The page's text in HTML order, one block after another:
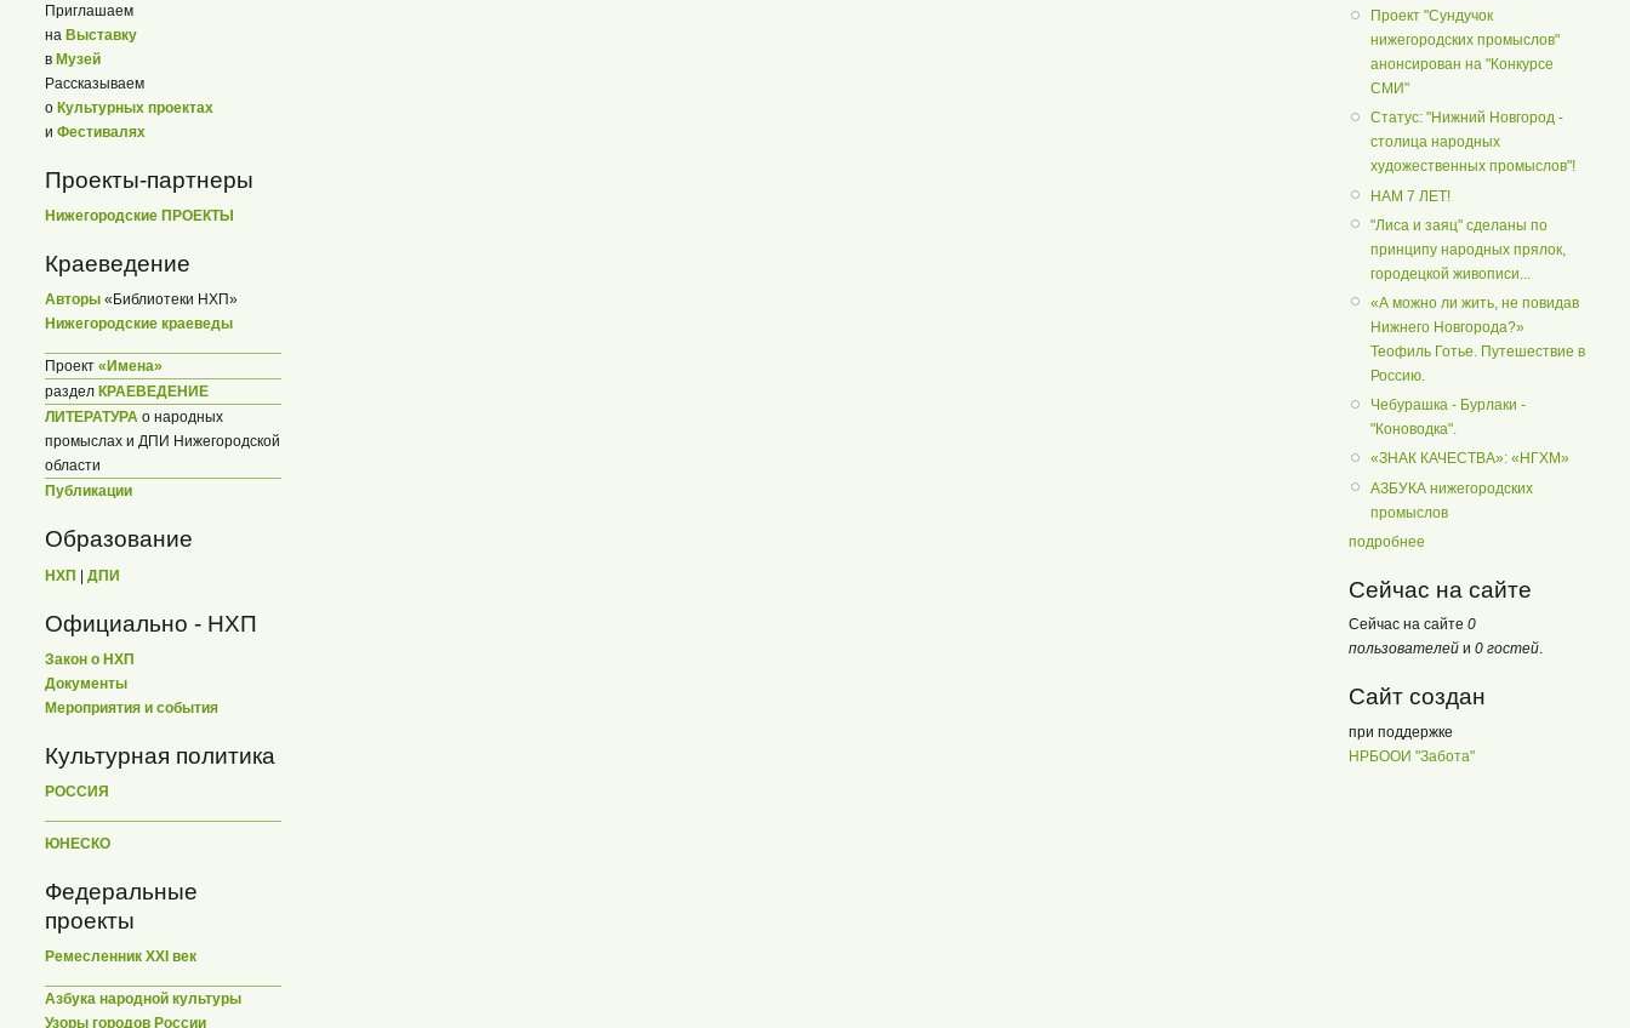
Приглашаем
на Выставку
в Музей
Рассказываем
о Культурных проектах
и Фестивалях
Проекты-партнеры
Нижегородские ПРОЕКТЫ
Краеведение
Авторы «Библиотеки НХП»
Нижегородские краеведы
Проект «Имена»
раздел КРАЕВЕДЕНИЕ
ЛИТЕРАТУРА о народных
промыслах и ДПИ Нижегородской
области
Публикации
Образование
НХП | ДПИ
Официально - НХП
Закон о НХП
Документы
Мероприятия и события
Культурная политика
РОССИЯ
ЮНЕСКО
Федеральные
проекты
Ремесленник XXI век
Азбука народной культуры
Узоры городов России
Проект "Сундучок
нижегородских промыслов"
анонсирован на "Конкурсе
СМИ"
Статус: "Нижний Новгород -
столица народных
художественных промыслов"!
НАМ 7 ЛЕТ!
"Лиса и заяц" сделаны по
принципу народных прялок,
городецкой живописи...
«А можно ли жить, не повидав
Нижнего Новгорода?»
Теофиль Готье. Путешествие в
Россию.
Чебурашка - Бурлаки -
"Коноводка".
«ЗНАК КАЧЕСТВА»: «НГХМ»
АЗБУКА нижегородских
промыслов
подробнее
Сейчас на сайте
Сейчас на сайте 0
пользователей и 0 гостей
Сайт создан
при поддержке
НРБООИ "Забота"